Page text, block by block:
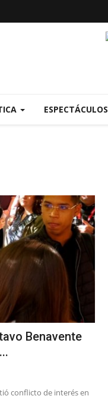
ESPECTÁCULOS
Benavente
conflicto de interés en